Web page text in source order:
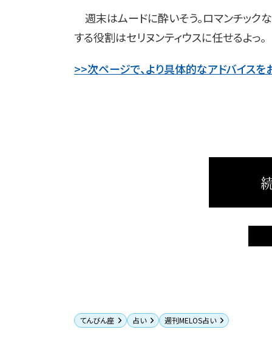
週末はムードに酔いそう。ロマンチック
する役割はセリヌンティウスに任せるよっ。
>>次ページで、より具体的なアドバイスを
てんびん座 占い 週刊MELOS占い